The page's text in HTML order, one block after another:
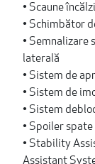
• Scaune
• Schimbător
• Semnalizare
laterală
• Sistem de
• Sistem de
• Sistem
• Spoiler
• Stability
Assistant